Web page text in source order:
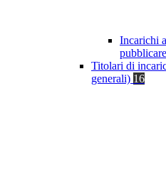
Incarichi
Titolari di
generali) 16